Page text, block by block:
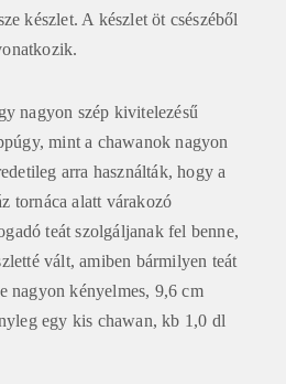
készlet. A készlet öt csészéből
nagyon szép kivitelezésű
mint a chawanok nagyon
arra használták, hogy a
tornáca alatt várakozó
teát szolgáljanak fel benne,
vált, amiben bármilyen teát
nagyon kényelmes, 9,6 cm
egy kis chawan, kb 1,0 dl